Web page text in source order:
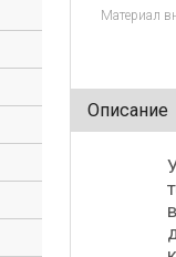
Материал
Описание